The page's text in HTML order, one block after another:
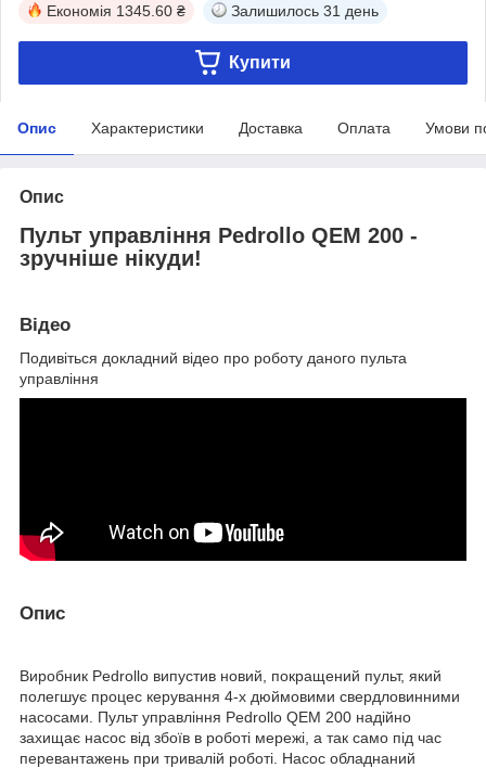
Економія 1345.60 ₴ Залишилось 31 день
Купити
Опис Характеристики Доставка Оплата Умови
Опис
Пульт управління Pedrollo QEM 200 -
зручніше нікуди!
Відео
Подивіться докладний відео про роботу даного пульта
управління
Опис
Виробник Pedrollo випустив новий, покращений пульт, який
полегшує процес керування 4-х дюймовими свердловинними
насосами. Пульт управління Pedrollo QEM 200 надійно
захищає насос від збоїв в роботі мережі, а так само під час
перевантажень при тривалій роботі. Насос обладнаний